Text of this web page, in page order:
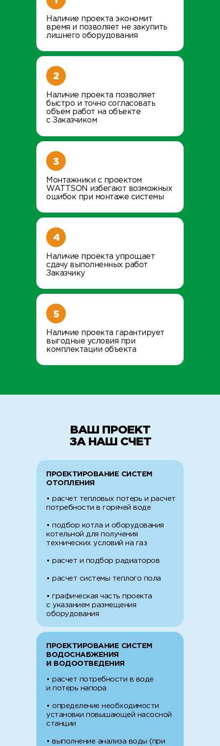
Наличие проекта экономит
время и позволяет не закупить
лишнего оборудования
Наличие проекта позволяет
быстро и точно согласовать
объем работ на объекте
с Заказчиком
Монтажники с проектом
WATTSON избегают возможных
ошибок при монтаже системы
2
3
Наличие проекта упрощает
сдачу выполненных работ
Заказчику
Наличие проекта гарантирует
выгодные условия при
комплектации объекта
4
5
ВАШ ПРОЕКТ
ЗА НАШ СЧЕТ
• расчет тепловых потерь и расчет
потребности в горячей воде
• подбор котла и оборудования
котельной для получения
технических условий на газ
• расчет и подбор радиаторов
• расчет системы теплого пола
• графическая часть проекта
с указанием размещения
оборудования
ПРОЕКТИРОВАНИЕ СИСТЕМ
ОТОПЛЕНИЯ
• расчет потребности в воде
и потерь напора
• определение необходимости
установки повышающей насосной
станции
• выполнение анализа воды (при
ПРОЕКТИРОВАНИЕ СИСТЕМ
ВОДОСНАБЖЕНИЯ
И ВОДООТВЕДЕНИЯ